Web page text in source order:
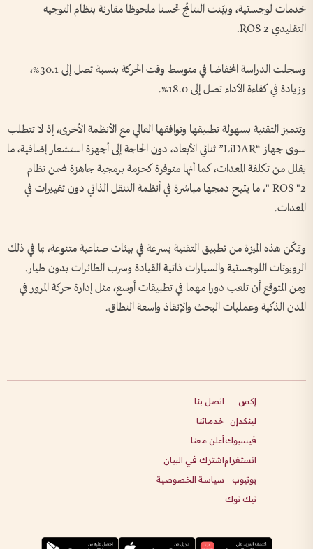
خدمات لوجستية، وبيّنت النتائج تحسنا ملحوظا مقارنة بنظام التوجيه
التقليدي ROS 2.
وسجلت الدراسة انخفاضا في متوسط وقت الحركة بنسبة تصل إلى 30.1%،
وزيادة في كفاءة الأداء تصل إلى 18.0%.
وتتميز التقنية بسهولة تطبيقها وتوافقها العالي مع الأنظمة الأخرى، إذ لا تتطلب
سوى جهاز “LiDAR” ثنائي الأبعاد، دون الحاجة إلى أجهزة استشعار إضافية، ما
يقلل من تكلفة المعدات، كما أنها متوفرة كحزمة برمجية جاهزة ضمن نظام
ROS "2 "، ما يتيح دمجها مباشرة في أنظمة التنقل الذاتي دون تغييرات في
المعدات.
وتمكّن هذه الميزة من تطبيق التقنية بسرعة في بيئات صناعية متنوعة، بما في ذلك
الروبوتات اللوجستية والسيارات ذاتية القيادة وسرب الطائرات بدون طيار.
ومن المتوقع أن تلعب دورا مهما في تطبيقات أوسع، مثل إدارة حركة المرور في
المدن الذكية وعمليات البحث والإنقاذ واسعة النطاق.
إكس
لينكدإن
فيسبوك
انستغرام
يوتيوب
تيك توك
اتصل بنا
خدماتنا
أعلن معنا
اشترك في البيان
سياسة الخصوصية